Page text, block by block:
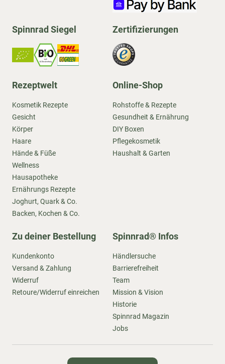
Spinnrad Siegel Zertifizierungen
Rezeptwelt
Kosmetik Rezepte
Gesicht
Körper
Haare
Hände & Füße
Wellness
Hausapotheke
Ernährungs Rezepte
Joghurt, Quark & Co.
Backen, Kochen & Co.
Online-Shop
Rohstoffe & Rezepte
Gesundheit & Ernährung
DIY Boxen
Pflegekosmetik
Haushalt & Garten
Zu deiner Bestellung
Kundenkonto
Versand & Zahlung
Widerruf
Retoure/Widerruf einreichen
Spinnrad® Infos
Händlersuche
Barrierefreiheit
Team
Mission & Vision
Historie
Spinnrad Magazin
Jobs